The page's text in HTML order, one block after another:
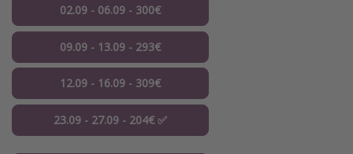
02.09 - 06.09 - 300€
09.09 - 13.09 - 293€
12.09 - 16.09 - 309€
23.09 - 27.09 - 204€ ✅